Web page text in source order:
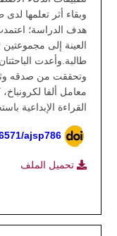
وبقاء أثر تعلمها
هدف الدراسة؛
طالبة.وأعدت
معامل ألفا
القراءة الإبداعية
ajsp786
تحميل الملف